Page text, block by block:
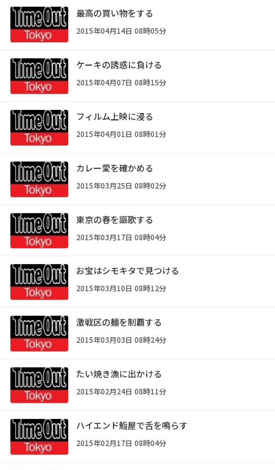
最高の買い物をする
2015年04月14日 08時05分
ケーキの誘惑に負ける
2015年04月07日 08時15分
フィルム上映に浸る
2015年04月01日 08時01分
カレー愛を確かめる
2015年03月25日 08時02分
東京の春を謳歌する
2015年03月17日 08時04分
お宝はシモキタで見つける
2015年03月10日 08時12分
激戦区の麺を制覇する
2015年03月03日 08時24分
たい焼き漁に出かける
2015年02月24日 08時11分
ハイエンド鮨屋で舌を鳴らす
2015年02月17日 08時04分